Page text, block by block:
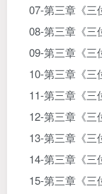
07-第三章《三
08-第三章《三
09-第三章《三
10-第三章《三
11-第三章《三
12-第三章《三
13-第三章《三
14-第三章《三
15-第三章《三